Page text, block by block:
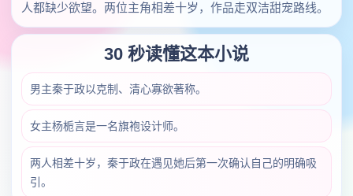
人都缺少欲望。两位主角相差十岁，作品走双洁甜宠路线。
30 秒读懂这本小说
男主秦于政以克制、清心寡欲著称。
女主杨栀言是一名旗袍设计师。
两人相差十岁，秦于政在遇见她后第一次确认自己的明确吸
引。